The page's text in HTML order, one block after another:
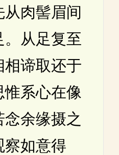
肉髻眉间
。从足复至
相谛取还于
系心在像
余缘摄之
察如意得